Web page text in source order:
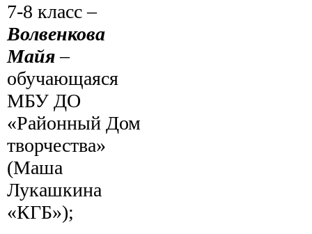
7-8 класс –
Волвенкова
Майя –
обучающаяся
МБУ ДО
«Районный Дом
творчества»
(Маша
Лукашкина
«КГБ»);